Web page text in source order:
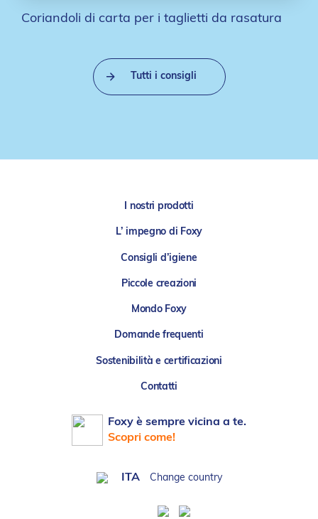
Coriandoli di carta per i taglietti da rasatura
Tutti i consigli
I nostri prodotti
L’ impegno di Foxy
Consigli d’igiene
Piccole creazioni
Mondo Foxy
Domande frequenti
Sostenibilità e certificazioni
Contatti
Foxy è sempre vicina a te.
Scopri come!
ITA Change country